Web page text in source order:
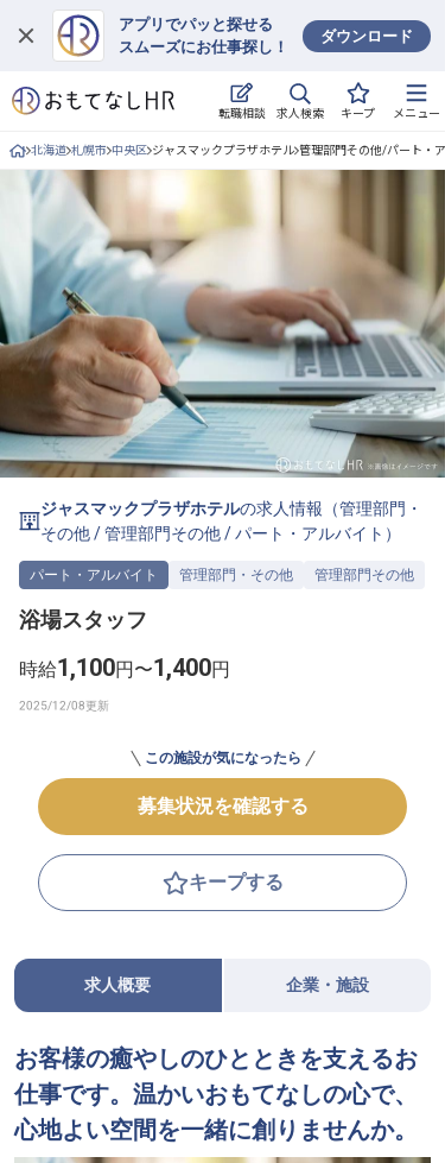
アプリでパッと探せる
スムーズにお仕事探し！
ダウンロード
転職相談 求人検索 キープ メニュー
ログイン
求人・施設を探す
キープした求人
就職・転職 合同説明会
おもてなしHRについて
ご利用の流れ
よくある質問
ホテル・宿泊業界情報コラム
無料 転職サポートに申し込む
採用をお考えの企業様へ
北海道 札幌市 中央区 ジャスマックプラザホテル 管理部門その他/パート・
ジャスマックプラザホテルの求人情報（管理部門・
その他/管理部門その他/パート・アルバイト ）
パート・アルバイト 管理部門・その他 管理部門その他
浴場スタッフ
時給1,100円〜1,400円
この施設が気になったら
募集状況を確認する
キープする
求人概要 企業・施設
お客様の癒やしのひとときを支えるお
仕事です。温かいおもてなしの心で、
心地よい空間を一緒に創りませんか。